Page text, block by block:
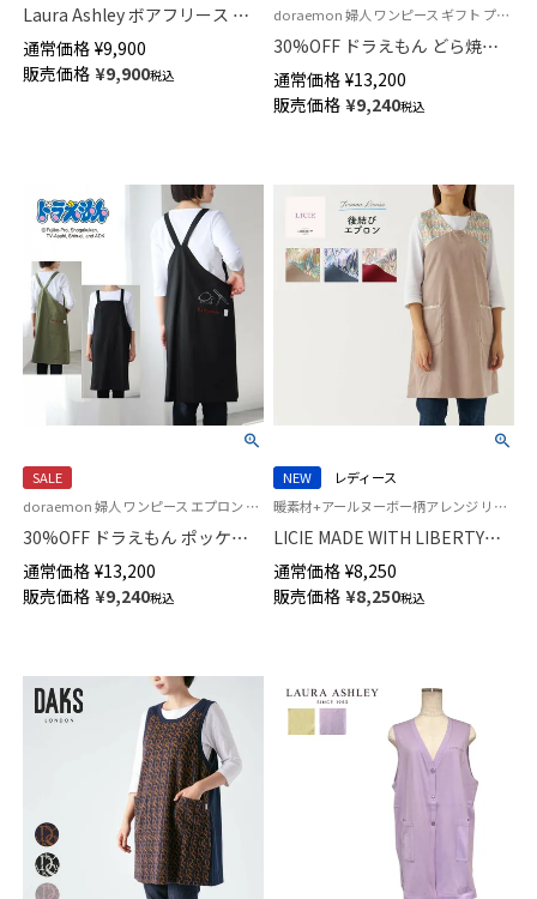
Laura Ashley ボアフリース ジ
レ 73284360
通常価格 ¥9,900
販売価格 ¥9,900税込
doraemon 婦人 ワンピース ギフト プレゼント 無料ラッピング
30%OFF ドラえもん どら焼き
大好き T/Cダンガリー ジャンパ
ースカート ワンピース 前ボタ
ン 日本製 70174002
通常価格 ¥13,200
販売価格 ¥9,240税込
SALE
doraemon 婦人 ワンピース エプロン ギフト プレゼント 無料ラッピング
30%OFF ドラえもん ポッケに
ひみつ道具 綿100％ コットンツ
イル ダンプ エアータンブラー
ジャンパースカート 日本製 レ
通常価格 ¥13,200
販売価格 ¥9,240税込
NEW
レディース
暖素材+アールヌーボー柄アレンジ リッシー 花柄 リバティ社
LICIE MADE WITH LIBERTY
FABRIC リバティプリント
Enfield エンフィールド 綿
100% 40サテン 後結び 背付き
通常価格 ¥8,250
販売価格 ¥8,250税込